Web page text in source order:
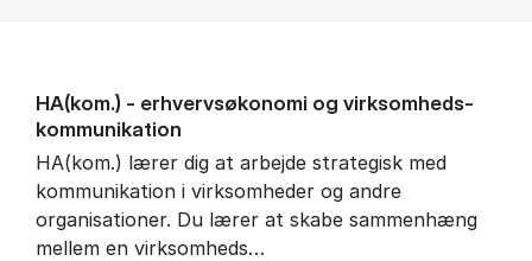
HA(kom.) - erhvervs­økonomi og virksomheds­
kommunikation
HA(kom.) lærer dig at arbejde strategisk med
kommunikation i virksomheder og andre
organisationer. Du lærer at skabe sammenhæng
mellem en virksomheds…